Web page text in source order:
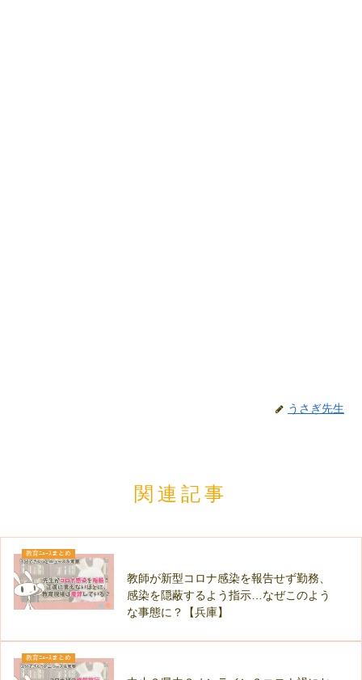
うさぎ先生
関連記事
教育ﾆｭｰｽまとめ
教師が新型コロナ感染を報告せず勤務、
感染を隠蔽するよう指示…なぜこのよう
な事態に？【兵庫】
教育ﾆｭｰｽまとめ